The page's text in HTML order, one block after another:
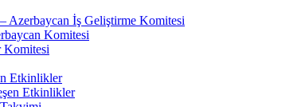
Azerbaycan İş Geliştirme Komitesi
Komitesi
Komitesi
Etkinlikler
Etkinlikler